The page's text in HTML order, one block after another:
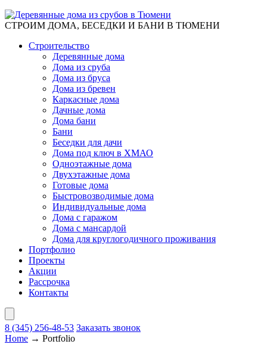
СТРОИМ ДОМА, БЕСЕДКИ И БАНИ В ТЮМЕНИ
Строительство
Деревянные дома
Дома из сруба
Дома из бруса
Дома из бревен
Каркасные дома
Дачные дома
Дома бани
Бани
Беседки для дачи
Дома под ключ в ХМАО
Одноэтажные дома
Двухэтажные дома
Готовые дома
Быстровозводимые дома
Индивидуальные дома
Дома с гаражом
Дома с мансардой
Дома для круглогодичного проживания
Портфолио
Проекты
Акции
Рассрочка
Контакты
8 (345) 256-48-53 Заказать звонок
Home → Portfolio